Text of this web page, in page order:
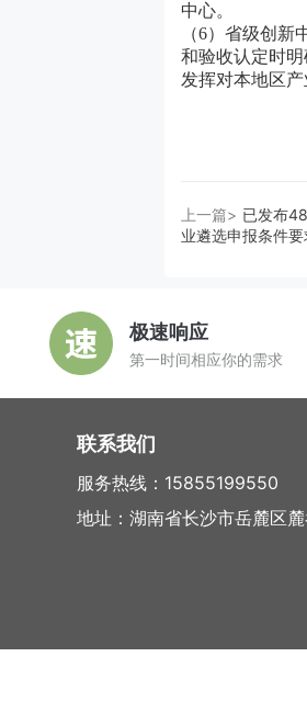
中心。
（6） 省级创新
和验收认定时
发挥对本地区产
上一篇> 已发布
业遴选申报条件
极速响应
第一时间相应你的需求
联系我们
服务热线：15855199550
地址：湖南省长沙市岳麓区